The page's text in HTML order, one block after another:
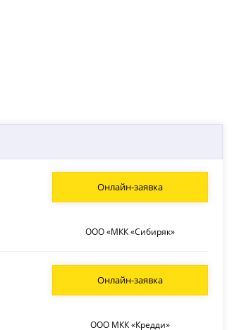
ООО «МКК «Сибиряк»
Онлайн-заявка
ООО МКК «Кредди»
Онлайн-заявка